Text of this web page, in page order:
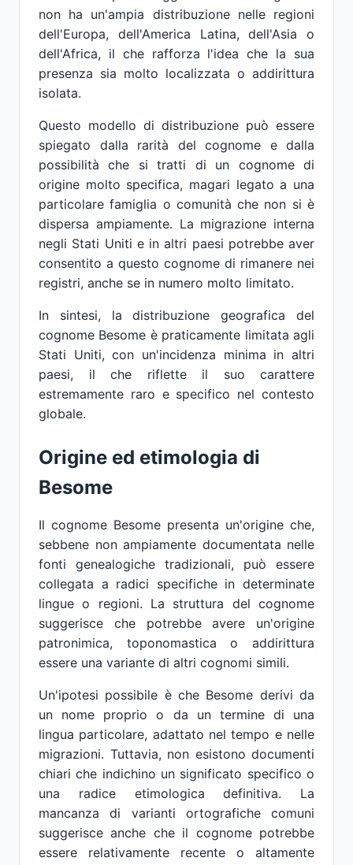
non ha un'ampia distribuzione nelle regioni
dell'Europa, dell'America Latina, dell'Asia o
dell'Africa, il che rafforza l'idea che la sua
presenza sia molto localizzata o addirittura
isolata.
Questo modello di distribuzione può essere
spiegato dalla rarità del cognome e dalla
possibilità che si tratti di un cognome di
origine molto specifica, magari legato a una
particolare famiglia o comunità che non si è
dispersa ampiamente. La migrazione interna
negli Stati Uniti e in altri paesi potrebbe aver
consentito a questo cognome di rimanere nei
registri, anche se in numero molto limitato.
In sintesi, la distribuzione geografica del
cognome Besome è praticamente limitata agli
Stati Uniti, con un'incidenza minima in altri
paesi, il che riflette il suo carattere
estremamente raro e specifico nel contesto
globale.
Origine ed etimologia di
Besome
Il cognome Besome presenta un'origine che,
sebbene non ampiamente documentata nelle
fonti genealogiche tradizionali, può essere
collegata a radici specifiche in determinate
lingue o regioni. La struttura del cognome
suggerisce che potrebbe avere un'origine
patronimica, toponomastica o addirittura
essere una variante di altri cognomi simili.
Un'ipotesi possibile è che Besome derivi da
un nome proprio o da un termine di una
lingua particolare, adattato nel tempo e nelle
migrazioni. Tuttavia, non esistono documenti
chiari che indichino un significato specifico o
una radice etimologica definitiva. La
mancanza di varianti ortografiche comuni
suggerisce anche che il cognome potrebbe
essere relativamente recente o altamente